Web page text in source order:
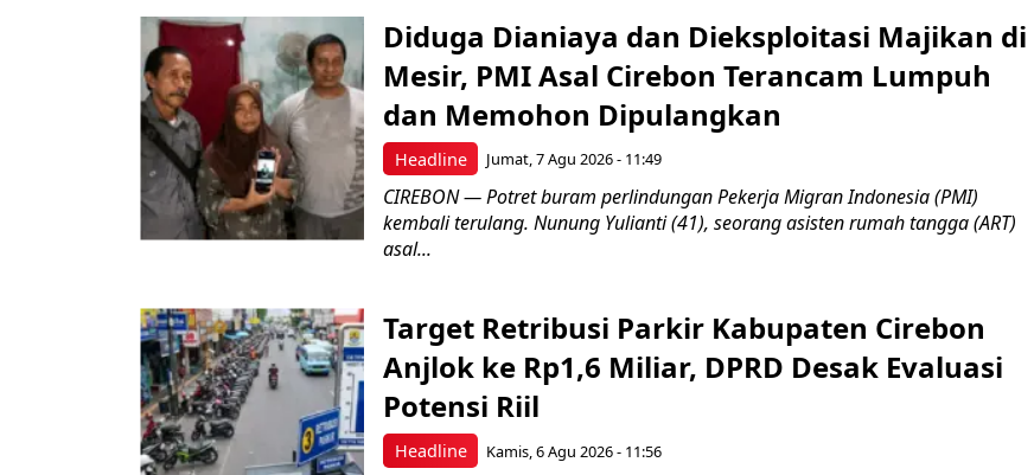
Headline
Diduga Dianiaya dan Dieksploitasi Majikan di
Mesir, PMI Asal Cirebon Terancam Lumpuh
dan Memohon Dipulangkan
Jumat, 7 Agu 2026 - 11:49
CIREBON — Potret buram perlindungan Pekerja Migran Indonesia (PMI)
kembali terulang. Nunung Yulianti (41), seorang asisten rumah tangga (ART)
asal...
Headline
Target Retribusi Parkir Kabupaten Cirebon
Anjlok ke Rp1,6 Miliar, DPRD Desak Evaluasi
Potensi Riil
Kamis, 6 Agu 2026 - 11:56